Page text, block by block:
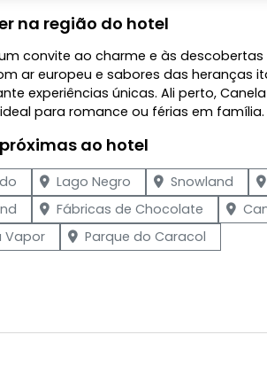
na região do hotel
convite ao charme e às descobertas
ar europeu e sabores das heranças
experiências únicas. Ali perto,
para romance ou férias em família.
ao hotel
Lago Negro Snowland
Fábricas de Chocolate
Vapor
Parque do Caracol